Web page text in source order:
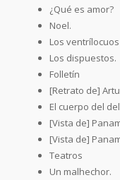
¿Qué es amor?
Noel.
Los ventrílocuos
Los dispuestos.
Folletín
[Retrato de]
El cuerpo del
[Vista de]
[Vista de]
Teatros
Un malhechor.